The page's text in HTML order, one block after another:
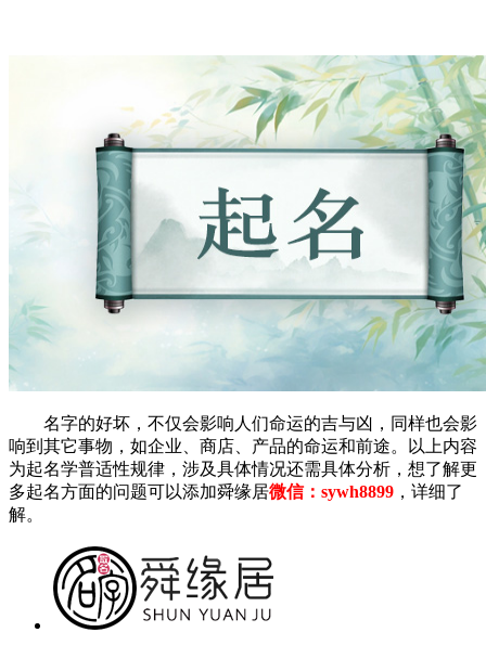
名字的好坏，不仅会影响人们命运的吉与凶，同样也会影
响到其它事物，如企业、商店、产品的命运和前途。以上内容
为起名学普适性规律，涉及具体情况还需具体分析，想了解更
多起名方面的问题可以添加舜缘居微信：sywh8899 ，详细了
解。